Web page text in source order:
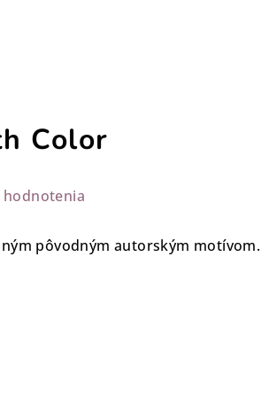
Color
pôvodným autorským motívom.